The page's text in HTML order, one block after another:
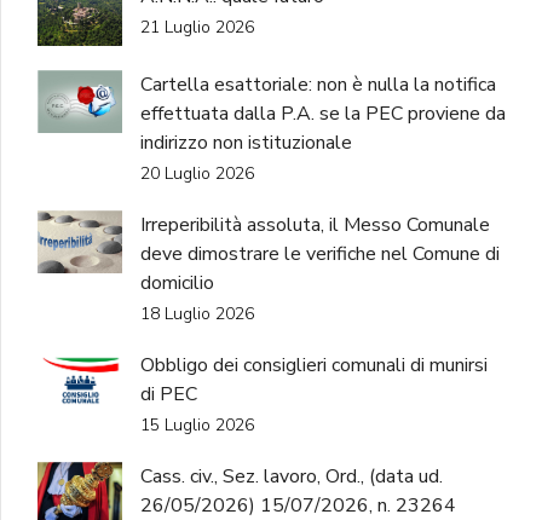
21 Luglio 2026
Cartella esattoriale: non è nulla la notifica
effettuata dalla P.A. se la PEC proviene da
indirizzo non istituzionale
20 Luglio 2026
Irreperibilità assoluta, il Messo Comunale
deve dimostrare le verifiche nel Comune di
domicilio
18 Luglio 2026
Obbligo dei consiglieri comunali di munirsi
di PEC
15 Luglio 2026
Cass. civ., Sez. lavoro, Ord., (data ud.
26/05/2026) 15/07/2026, n. 23264